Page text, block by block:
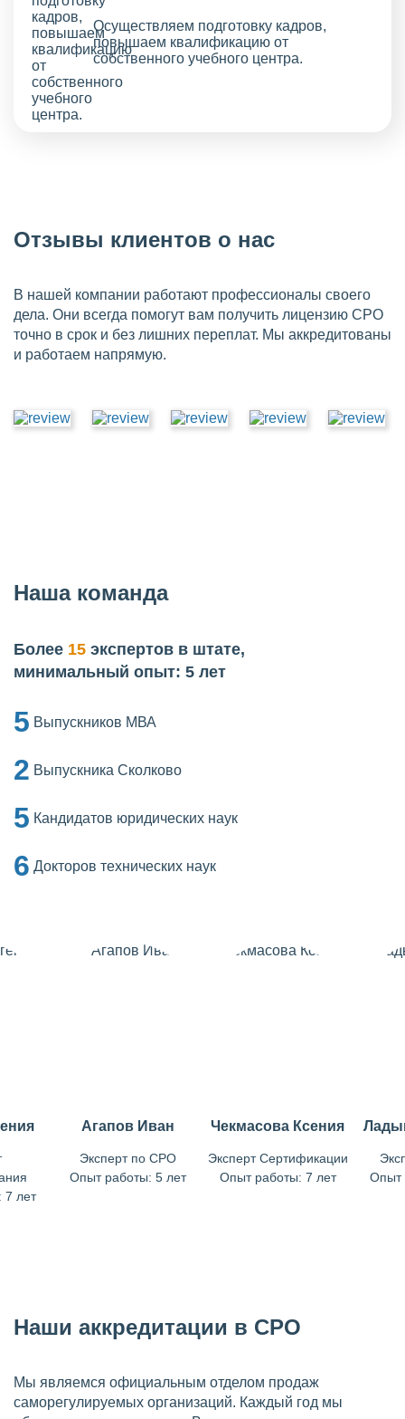
Осуществляем подготовку кадров,
повышаем квалификацию от
собственного учебного центра.
Отзывы клиентов о нас
В нашей компании работают профессионалы своего
дела. Они всегда помогут вам получить лицензию СРО
точно в срок и без лишних переплат. Мы аккредитованы
и работаем напрямую.
Наша команда
Более 15 экспертов в штате,
минимальный опыт: 5 лет
5 Выпускников МВА
2 Выпускника Сколково
5 Кандидатов юридических наук
6 Докторов технических наук
7 лет
Агапов Иван
Эксперт по СРО
Опыт работы: 5 лет
Чекмасова Ксения
Эксперт Сертификации
Опыт работы: 7 лет
Опыт
Наши аккредитации в СРО
Мы являемся официальным отделом продаж
саморегулируемых организаций. Каждый год мы